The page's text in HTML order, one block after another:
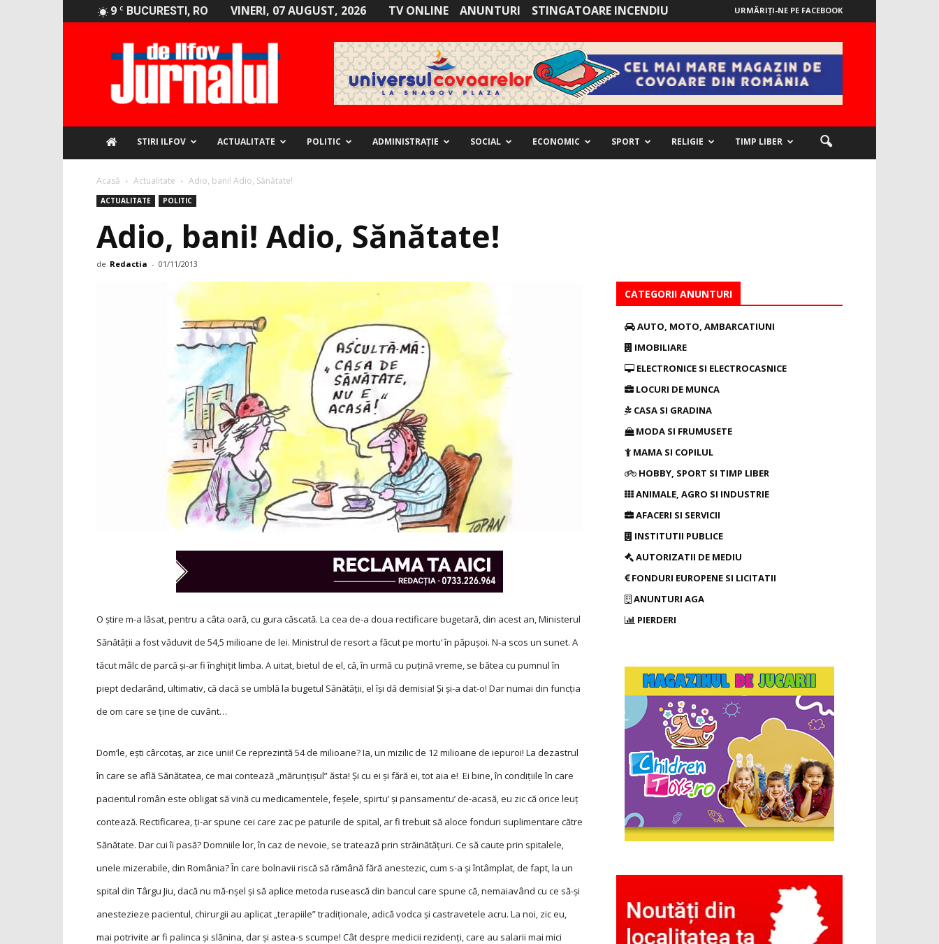
9 C BUCURESTI, RO VINERI, 07 AUGUST, 2026 TV ONLINE ANUNTURI STINGATOARE INCENDIU URMĂRIȚI-NE PE FACEBOOK
STIRI ILFOV ACTUALITATE POLITIC ADMINISTRAȚIE SOCIAL ECONOMIC SPORT RELIGIE TIMP LIBER
Acasă Actualitate Adio, bani! Adio, Sănătate!
ACTUALITATE POLITIC
Adio, bani! Adio, Sănătate!
de Redactia - 01/11/2013
O știre m-a lăsat, pentru a câta oară, cu gura căscată. La cea de-a doua rectificare bugetară, din acest an, Ministerul
Sănătății a fost văduvit de 54,5 milioane de lei. Ministrul de resort a făcut pe mortu‘ în păpușoi. N-a scos un sunet. A
tăcut mâlc de parcă și-ar fi înghițit limba. A uitat, bietul de el, că, în urmă cu puțină vreme, se bătea cu pumnul în
piept declarând, ultimativ, că dacă se umblă la bugetul Sănătății, el își dă demisia! Și și-a dat-o! Dar numai din funcția
de om care se ține de cuvânt…
Dom‘le, ești cârco­taș, ar zice unii! Ce reprezintă 54 de milioane? Ia, un mizilic de 12 milioane de iepuroi! La dezastrul
în care se află Sănătatea, ce mai contează „mărunțișul” ăsta! Și cu ei și fără ei, tot aia e! Ei bine, în condițiile în care
pacientul român este obligat să vină cu medicamentele, feșele, spirtu’ și pansamentu’ de-acasă, eu zic că orice leuț
contează. Rectificarea, ți-ar spune cei care zac pe paturile de spital, ar fi trebuit să aloce fonduri suplimentare către
Sănătate. Dar cui îi pasă? Domniile lor, în caz de nevoie, se tratează prin străinătățuri. Ce să caute prin spitalele,
unele mizerabile, din România? În care bolnavii riscă să rămână fără anestezic, cum s-a și întâmplat, de fapt, la un
spital din Târgu Jiu, dacă nu mă-nșel și să aplice metoda rusească din bancul care spune că, nemaiavând cu ce să-și
anestezieze pacientul, chirurgii au aplicat „terapiile” tradiționale, adică vodca și castravetele acru. La noi, zic eu,
mai potrivite ar fi palinca și slănina, dar și astea-s scumpe! Cât despre medicii rezidenți, care au salarii mai mici
CATEGORII ANUNTURI
AUTO, MOTO, AMBARCATIUNI
IMOBILIARE
ELECTRONICE SI ELECTROCASNICE
LOCURI DE MUNCA
CASA SI GRADINA
MODA SI FRUMUSETE
MAMA SI COPILUL
HOBBY, SPORT SI TIMP LIBER
ANIMALE, AGRO SI INDUSTRIE
AFACERI SI SERVICII
INSTITUTII PUBLICE
AUTORIZATII DE MEDIU
FONDURI EUROPENE SI LICITATII
ANUNTURI AGA
PIERDERI